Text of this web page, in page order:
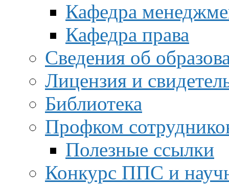
Кафедра
Кафедра права
Сведения об
Лицензия и
Библиотека
Профком
Полезные ссылки
Конкурс ППС и